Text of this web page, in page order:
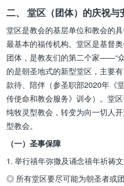
二、 堂区（团体）的庆祝与
堂区是教会的基层单位和教会的
最基本的福传机构。堂区是基督
团体，是教友们的第二个家——“
的是朝圣地式的新型堂区，主要有
款待、陪伴（参圣职部2020年《
传使命和教会服务》训令）。堂
纯牧灵型教会，转变为向一切人
型教会。
（一）圣事保障
1. 举行禧年弥撒及诵念禧年祈祷文
◎ 所有堂区要尽可能为朝圣者或